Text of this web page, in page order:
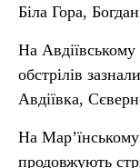
Біла Гора,
На
обстрілів
Авдіївка,
На
продовжують